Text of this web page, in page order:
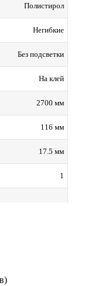
Полистирол
Негибкие
Без подсветки
На клей
2700 мм
116 мм
17.5 мм
1